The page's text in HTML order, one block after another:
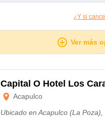
¿Y si
Ver más
Capital O Hotel Los
Acapulco
Ubicado en Acapulco (La